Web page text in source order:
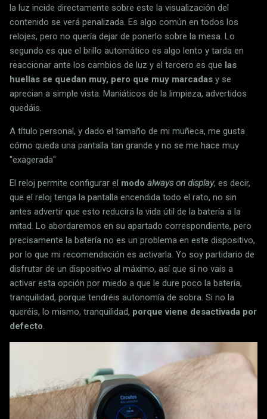
la luz incide directamente sobre este la visualización del
contenido se verá penalizada. Es algo común en todos los
relojes, pero no quería dejar de ponerlo sobre la mesa. Lo
segundo es que el brillo automático es algo lento y tarda en
reaccionar ante los cambios de luz y el tercero es que las
huellas se quedan muy, pero que muy marcadas y se
aprecian a simple vista. Maniáticos de la limpieza, advertidos
quedáis.
A título personal, y dado el tamaño de mi muñeca, me gusta
cómo queda una pantalla tan grande y no se me hace muy
"exagerada"
El reloj permite configurar el modo always on display, es decir,
que el reloj tenga la pantalla encendida todo el rato, no sin
antes advertir que esto reducirá la vida útil de la batería a la
mitad. Lo abordaremos en su apartado correspondiente, pero
precisamente la batería no es un problema en este dispositivo,
por lo que mi recomendación es activarla. Yo soy partidario de
disfrutar de un dispositivo al máximo, así que si no vais a
activar esta opción por miedo a que le dure poco la batería,
tranquilidad, porque tendréis autonomía de sobra. Si no la
queréis, lo mismo, tranquilidad, porque viene desactivada por
defecto.